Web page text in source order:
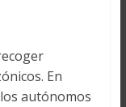
En
autónomos